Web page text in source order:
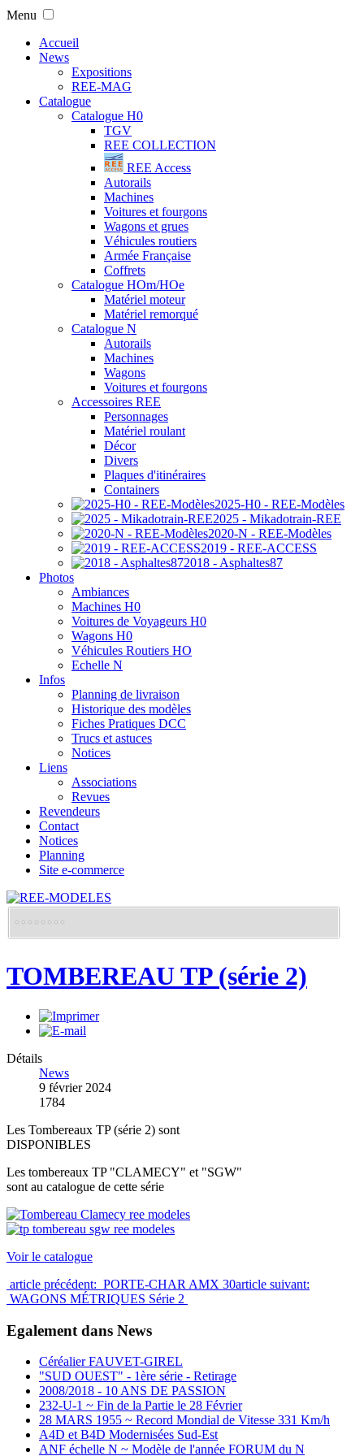
Menu
Accueil
News
Expositions
REE-MAG
Catalogue
Catalogue H0
TGV
REE COLLECTION
REE Access
Autorails
Machines
Voitures et fourgons
Wagons et grues
Véhicules routiers
Armée Française
Coffrets
Catalogue HOm/HOe
Matériel moteur
Matériel remorqué
Catalogue N
Autorails
Machines
Wagons
Voitures et fourgons
Accessoires REE
Personnages
Matériel roulant
Décor
Divers
Plaques d'itinéraires
Containers
2025-H0 - REE-Modèles
2025 - Mikadotrain-REE
2020-N - REE-Modèles
2019 - REE-ACCESS
2018 - Asphaltes87
Photos
Ambiances
Machines H0
Voitures de Voyageurs H0
Wagons H0
Véhicules Routiers HO
Echelle N
Infos
Planning de livraison
Historique des modèles
Fiches Pratiques DCC
Trucs et astuces
Notices
Liens
Associations
Revues
Revendeurs
Contact
Notices
Planning
Site e-commerce
TOMBEREAU TP (série 2)
Détails
News
9 février 2024
1784
Les Tombereaux TP (série 2) sont
DISPONIBLES
Les tombereaux TP "CLAMECY" et "SGW"
sont au catalogue de cette série
Voir le catalogue
article précédent: PORTE-CHAR AMX 30article suivant:
WAGONS MÉTRIQUES Série 2
Egalement dans News
Céréalier FAUVET-GIREL
"SUD OUEST" - 1ère série - Retirage
2008/2018 - 10 ANS DE PASSION
232-U-1 ~ Fin de la Partie le 28 Février
28 MARS 1955 ~ Record Mondial de Vitesse 331 Km/h
A4D et B4D Modernisées Sud-Est
ANF échelle N ~ Modèle de l'année FORUM du N